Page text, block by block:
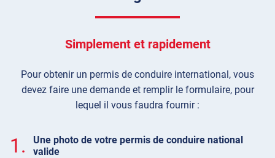
Simplement et rapidement
Pour obtenir un permis de conduire international, vous
devez faire une demande et remplir le formulaire, pour
lequel il vous faudra fournir :
1.
Une photo de votre permis de conduire national
valide